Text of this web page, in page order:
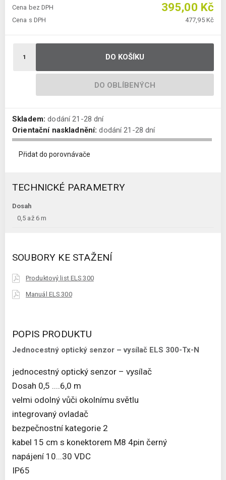
Cena bez DPH 395,00 Kč
Cena s DPH 477,95 Kč
DO KOŠÍKU
DO OBLÍBENÝCH
Skladem: dodání 21-28 dní
Orientační naskladnění: dodání 21-28 dní
Přidat do porovnávače
TECHNICKÉ PARAMETRY
Dosah
0,5 až 6 m
SOUBORY KE STAŽENÍ
Produktový list ELS 300
Manuál ELS 300
POPIS PRODUKTU
Jednocestný optický senzor – vysílač ELS 300-Tx-N
jednocestný optický senzor – vysílač
Dosah 0,5 ....6,0 m
velmi odolný vůči okolnímu světlu
integrovaný ovladač
bezpečnostní kategorie 2
kabel 15 cm s konektorem M8 4pin černý
napájení 10...30 VDC
IP65